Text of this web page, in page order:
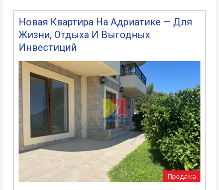
Новая Квартира На Адриатике — Для
Жизни, Отдыха И Выгодных
Инвестиций
Продажа